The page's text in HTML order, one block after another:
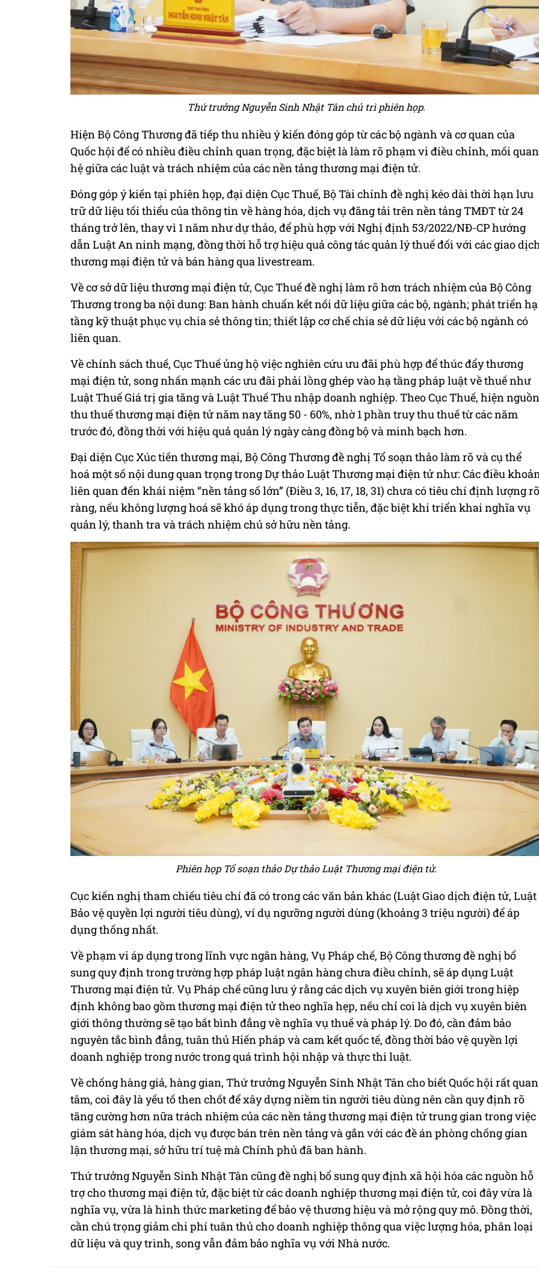
Thứ trưởng Nguyễn Sinh Nhật Tân chủ trì phiên họp.
Hiện Bộ Công Thương đã tiếp thu nhiều ý kiến đóng góp từ các bộ ngành và cơ quan của
Quốc hội để có nhiều điều chỉnh quan trọng, đặc biệt là làm rõ phạm vi điều chỉnh, mối quan
hệ giữa các luật và trách nhiệm của các nền tảng thương mại điện tử.
Đóng góp ý kiến tại phiên họp, đại diện Cục Thuế, Bộ Tài chính đề nghị kéo dài thời hạn lưu
trữ dữ liệu tối thiểu của thông tin về hàng hóa, dịch vụ đăng tải trên nền tảng TMĐT từ 24
tháng trở lên, thay vì 1 năm như dự thảo, để phù hợp với Nghị định 53/2022/NĐ-CP hướng
dẫn Luật An ninh mạng, đồng thời hỗ trợ hiệu quả công tác quản lý thuế đối với các giao
thương mại điện tử và bán hàng qua livestream.
Về cơ sở dữ liệu thương mại điện tử, Cục Thuế đề nghị làm rõ hơn trách nhiệm của Bộ Công
Thương trong ba nội dung: Ban hành chuẩn kết nối dữ liệu giữa các bộ, ngành; phát triển hạ
tầng kỹ thuật phục vụ chia sẻ thông tin; thiết lập cơ chế chia sẻ dữ liệu với các bộ ngành có
liên quan.
Về chính sách thuế, Cục Thuế ủng hộ việc nghiên cứu ưu đãi phù hợp để thúc đẩy thương
mại điện tử, song nhấn mạnh các ưu đãi phải lồng ghép vào hạ tầng pháp luật về thuế như
Luật Thuế Giá trị gia tăng và Luật Thuế Thu nhập doanh nghiệp. Theo Cục Thuế, hiện nguồn
thu thuế thương mại điện tử năm nay tăng 50 - 60%, nhờ 1 phần truy thu thuế từ các năm
trước đó, đồng thời với hiệu quả quản lý ngày càng đồng bộ và minh bạch hơn.
Đại diện Cục Xúc tiến thương mại, Bộ Công Thương đề nghị Tổ soạn thảo làm rõ và cụ thể
hoá một số nội dung quan trọng trong Dự thảo Luật Thương mại điện tử như: Các điều
liên quan đến khái niệm “nền tảng số lớn” (Điều 3, 16, 17, 18, 31) chưa có tiêu chí định lượng rõ
ràng, nếu không lượng hoá sẽ khó áp dụng trong thực tiễn, đặc biệt khi triển khai nghĩa vụ
quản lý, thanh tra và trách nhiệm chủ sở hữu nền tảng.
Phiên họp Tổ soạn thảo Dự thảo Luật Thương mại điện tử.
Cục kiến nghị tham chiếu tiêu chí đã có trong các văn bản khác (Luật Giao dịch điện tử, Luật
Bảo vệ quyền lợi người tiêu dùng), ví dụ ngưỡng người dùng (khoảng 3 triệu người) để áp
dụng thống nhất.
Về phạm vi áp dụng trong lĩnh vực ngân hàng, Vụ Pháp chế, Bộ Công thương đề nghị bổ
sung quy định trong trường hợp pháp luật ngân hàng chưa điều chỉnh, sẽ áp dụng Luật
Thương mại điện tử. Vụ Pháp chế cũng lưu ý rằng các dịch vụ xuyên biên giới trong hiệp
định không bao gồm thương mại điện tử theo nghĩa hẹp, nếu chỉ coi là dịch vụ xuyên biên
giới thông thường sẽ tạo bất bình đẳng về nghĩa vụ thuế và pháp lý. Do đó, cần đảm bảo
nguyên tắc bình đẳng, tuân thủ Hiến pháp và cam kết quốc tế, đồng thời bảo vệ quyền lợi
doanh nghiệp trong nước trong quá trình hội nhập và thực thi luật.
Về chống hàng giả, hàng gian, Thứ trưởng Nguyễn Sinh Nhật Tân cho biết Quốc hội rất quan
tâm, coi đây là yếu tố then chốt để xây dựng niềm tin người tiêu dùng nên cần quy định rõ
tăng cường hơn nữa trách nhiệm của các nền tảng thương mại điện tử trung gian trong việc
giám sát hàng hóa, dịch vụ được bán trên nền tảng và gắn với các đề án phòng chống gian
lận thương mại, sở hữu trí tuệ mà Chính phủ đã ban hành.
Thứ trưởng Nguyễn Sinh Nhật Tân cũng đề nghị bổ sung quy định xã hội hóa các nguồn hỗ
trợ cho thương mại điện tử, đặc biệt từ các doanh nghiệp thương mại điện tử, coi đây vừa là
nghĩa vụ, vừa là hình thức marketing để bảo vệ thương hiệu và mở rộng quy mô. Đồng thời,
cần chú trọng giảm chi phí tuân thủ cho doanh nghiệp thông qua việc lượng hóa, phân loại
dữ liệu và quy trình, song vẫn đảm bảo nghĩa vụ với Nhà nước.